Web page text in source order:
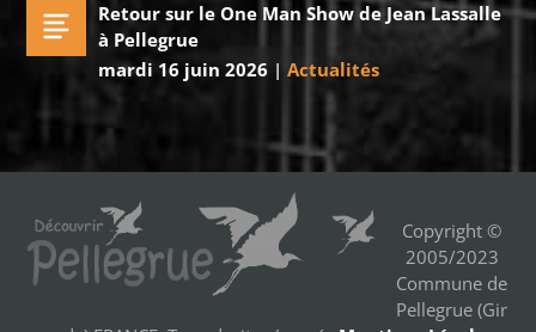
Retour sur le One Man Show de Jean Lassalle
à Pellegrue
mardi 16 juin 2026 |Actualités
Copyright ©
2005/2023
Commune de
Pellegrue (Gir